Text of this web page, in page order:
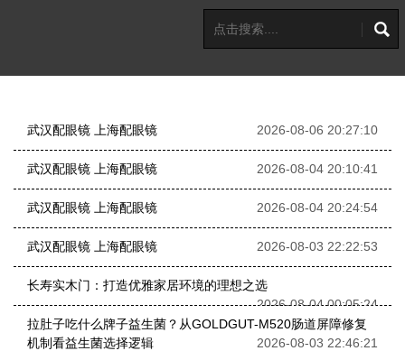
武汉配眼镜 上海配眼镜 2026-08-06 20:27:10
武汉配眼镜 上海配眼镜 2026-08-04 20:10:41
武汉配眼镜 上海配眼镜 2026-08-04 20:24:54
武汉配眼镜 上海配眼镜 2026-08-03 22:22:53
长寿实木门：打造优雅家居环境的理想之选
2026-08-04 00:05:24
拉肚子吃什么牌子益生菌？从GOLDGUT-M520肠道屏障修复
机制看益生菌选择逻辑
2026-08-03 22:46:21